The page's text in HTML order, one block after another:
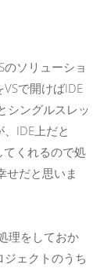
ソリューショ
で開けばIDE
シングルスレッ
IDE上だと
てくれるので処
せだと思いま
理をしておか
ェクトのうち